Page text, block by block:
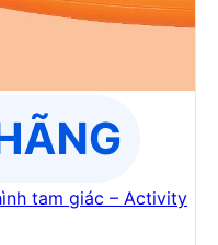
tam giác – Activity